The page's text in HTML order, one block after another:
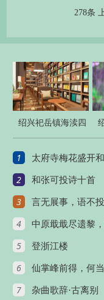
278条
绍兴祀岳镇海渎四
十三首
1 太府寺梅花盛开
2 和张可投诗十首
3 言无展事，语不投
4 中原戢戢尽遗黎
5 登浙江楼
6 仙掌峰前得，何当
7 杂曲歌辞·古离别